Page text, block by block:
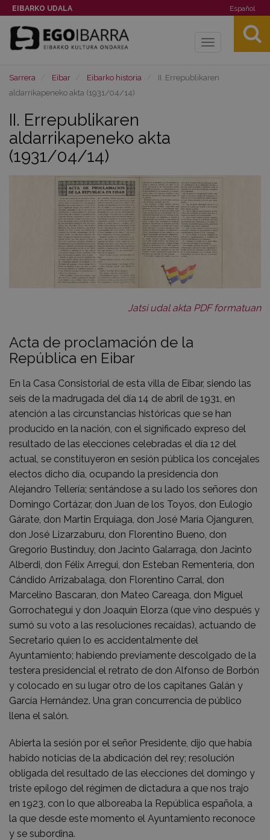
EIBARKO UDALA Español
Toggle
Sarrera Eibar Eibarko historia
II. Errepublikaren
aldarrikapeneko akta (1931/04/14)
II. Errepublikaren
aldarrikapeneko akta
(1931/04/14)
Jatsi udal akta PDF formatuan
Acta de proclamación de la
República en Eibar
En la Casa Consistorial de esta villa de Eibar, siendo las
seis de la madrugada del día 14 de abril de 1931, en
atención a las circunstancias históricas que se han
producido en la nación, con el significado expreso del
resultado de las elecciones celebradas el día 12 del
actual, se constituyeron en sesión pública los concejales
electos dicho día, ocupando la presidencia don
Alejandro Tellería; sentándose a su lado los señores don
Domingo Cortázar, don Juan de los Toyos, don Eulogio
Gárate, don Martin Erquiaga, don José María Ojanguren,
don José Lizarzaburu, don Florentino Bueno, don
Gregorio Bustinduy, don Jacinto Galarraga, don Jacinto
Alberdi, don Félix Arregui, don Esteban Rementería, don
Cándido Arrizabalaga, don Florentino Carral, don
Marcelino Bascaran, don Mateo Careaga, don Miguel
Gorrochategui y don Joaquín Elorza (que vino después y
sumó su voto a las resoluciones recaídas), actuando de
Secretario quien lo es accidentalmente del
Ayuntamiento; habiendo previamente descolgado de la
testera presidencial el retrato de don Alfonso de Borbón
y colocado en su lugar otro de los capitanes Galán y
García Hernández. Una gran concurrencia de público
llena el salón.
Abierta la sesión por el señor Presidente, dijo que había
habido noticias de la abdicación del rey; resolución
obligada del resultado de las elecciones del domingo y
triste epílogo del régimen de dictadura a que nos trajo
en 1923, con lo que alboreaba la República española, a
la que desde este momento el Ayuntamiento reconoce
y se subordina.